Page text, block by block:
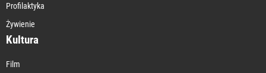
Profilaktyka
Żywienie
Kultura
Film